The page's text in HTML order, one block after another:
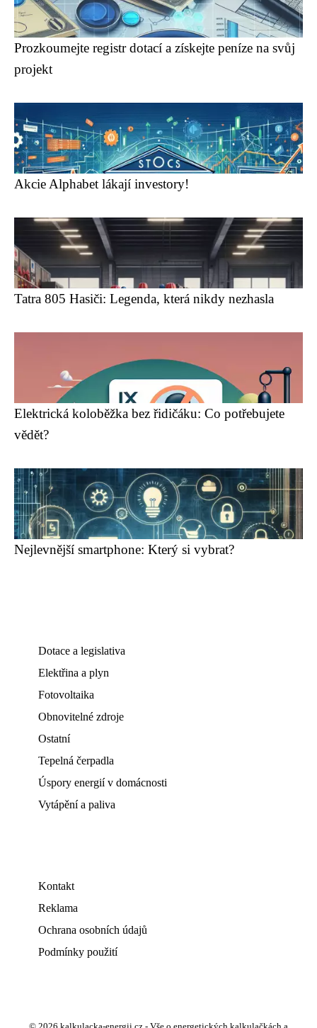
Prozkoumejte registr dotací a získejte peníze na svůj
projekt
Akcie Alphabet lákají investory!
Tatra 805 Hasiči: Legenda, která nikdy nezhasla
Elektrická koloběžka bez řidičáku: Co potřebujete
vědět?
Nejlevnější smartphone: Který si vybrat?
Dotace a legislativa
Elektřina a plyn
Fotovoltaika
Obnovitelné zdroje
Ostatní
Tepelná čerpadla
Úspory energií v domácnosti
Vytápění a paliva
Kontakt
Reklama
Ochrana osobních údajů
Podmínky použití